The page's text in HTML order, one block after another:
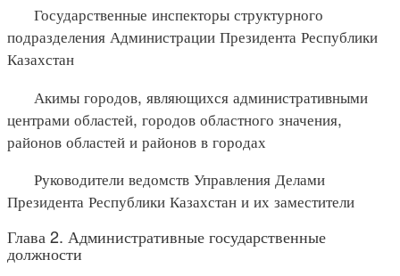
Государственные инспекторы структурного
подразделения Администрации Президента Республики
Казахстан
Акимы городов, являющихся административными
центрами областей, городов областного значения,
районов областей и районов в городах
Руководители ведомств Управления Делами
Президента Республики Казахстан и их заместители
Глава 2. Административные государственные
должности